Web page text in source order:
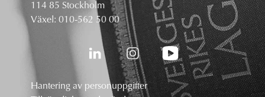
114 85 Stockholm
Växel: 010-562 50 00
Hantering av personuppgifter